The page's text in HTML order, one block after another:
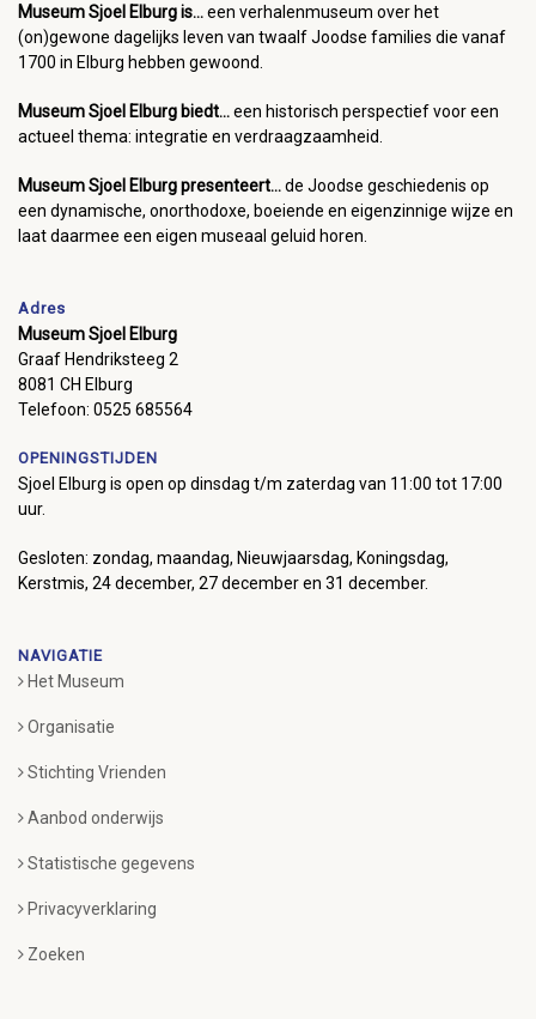
Museum Sjoel Elburg is...een verhalenmuseum over het
(on)gewone dagelijks leven van twaalf Joodse families die vanaf
1700 in Elburg hebben gewoond.
Museum Sjoel Elburg biedt...een historisch perspectief voor een
actueel thema: integratie en verdraagzaamheid.
Museum Sjoel Elburg presenteert...de Joodse geschiedenis op
een dynamische, onorthodoxe, boeiende en eigenzinnige wijze en
laat daarmee een eigen museaal geluid horen.
Adres
Museum Sjoel Elburg
Graaf Hendriksteeg 2
8081 CH Elburg
Telefoon: 0525 685564
OPENINGSTIJDEN
Sjoel Elburg is open op dinsdag t/m zaterdag van 11:00 tot 17:00
uur.
Gesloten: zondag, maandag, Nieuwjaarsdag, Koningsdag,
Kerstmis, 24 december, 27 december en 31 december.
NAVIGATIE
Het Museum
Organisatie
Stichting Vrienden
Aanbod onderwijs
Statistische gegevens
Privacyverklaring
Zoeken